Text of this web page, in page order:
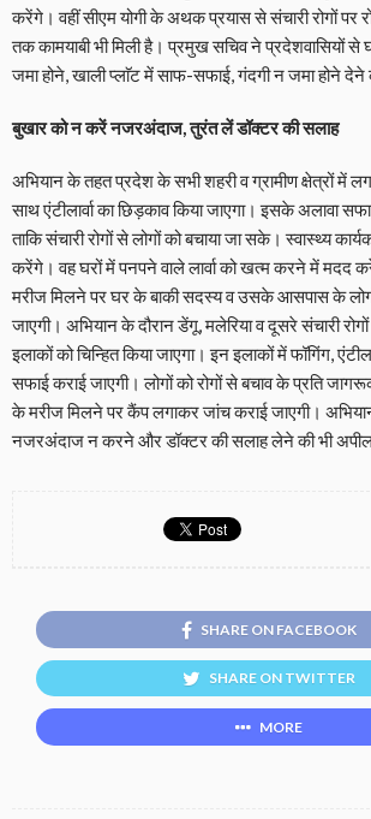
करेंगे। वहीं सीएम योगी के अथक प्रयास से संचारी रोगों पर
तक कामयाबी भी मिली है। प्रमुख सचिव ने प्रदेशवासियों से
जमा होने, खाली प्लाॅट में साफ-सफाई, गंदगी न जमा होने
बुखार को न करें नजरअंदाज, तुरंत लें डॉक्टर की सलाह
अभियान के तहत प्रदेश के सभी शहरी व ग्रामीण क्षेत्रों में
साथ एंटीलार्वा का छिड़काव किया जाएगा। इसके अलावा
ताकि संचारी रोगों से लोगों को बचाया जा सके। स्वास्थ्य
करेंगे। वह घरों में पनपने वाले लार्वा को खत्म करने में मदद
मरीज मिलने पर घर के बाकी सदस्य व उसके आसपास के
जाएगी। अभियान के दौरान डेंगू, मलेरिया व दूसरे संचारी
इलाकों को चिन्हित किया जाएगा। इन इलाकों में फॉगिंग,
सफाई कराई जाएगी। लोगों को रोगों से बचाव के प्रति
के मरीज मिलने पर कैंप लगाकर जांच कराई जाएगी।
नजरअंदाज न करने और डॉक्टर की सलाह लेने की भी अपील
SHARE ON FACEBOOK
SHARE ON TWITTER
MORE